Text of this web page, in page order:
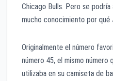
Chicago Bulls. Pero se
mucho conocimiento por
Originalmente el número
número 45, el mismo número
utilizaba en su camiseta de